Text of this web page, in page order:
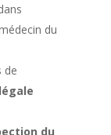
du
de
du